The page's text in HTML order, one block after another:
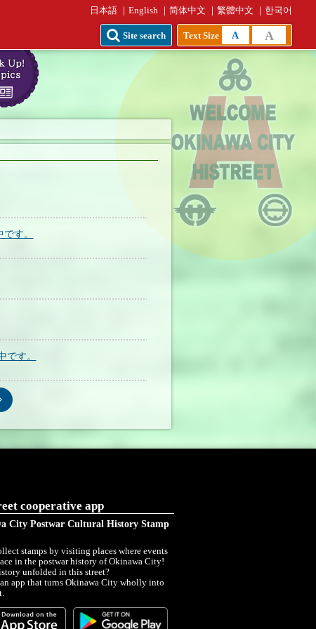
日本語 English 简体中文 繁體中文 한국어
Site search Text Size A A
す。
す。
cooperative app
City Postwar Cultural History Stamp
stamps by visiting places where events
in the postwar history of Okinawa City!
unfolded in this street?
app that turns Okinawa City wholly into